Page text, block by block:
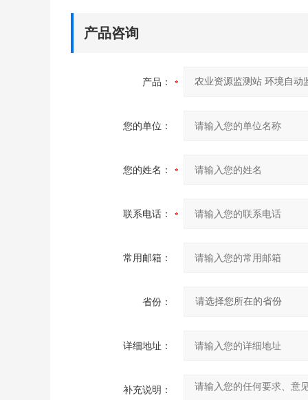
产品咨询
产品：
您的单位：
您的姓名：
联系电话：
常用邮箱：
省份：
详细地址：
补充说明：